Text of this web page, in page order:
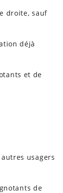
droite, sauf
déjà
et de
usagers
de